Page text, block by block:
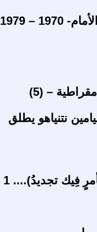
من يوميات النضال الثوري لمنظمة -إلى الأمام- 1970 – 1979
– (5)
نتنياهو يطلق
فِيك تجديدُ).... 1